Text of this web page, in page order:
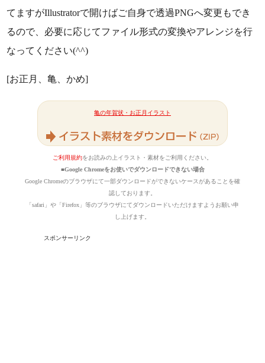
てますがIllustratorで開けばご自身で透過PNGへ変更もでき
るので、必要に応じてファイル形式の変換やアレンジを行
なってください(^^)
[お正月、亀、かめ]
亀の年賀状・お正月イラスト
ご利用規約をお読みの上イラスト・素材をご利用ください。
■Google Chromeをお使いでダウンロードできない場合
Google Chromeのブラウザにて一部ダウンロードができないケースがあることを確
認しております。
「safari」や「Firefox」等のブラウザにてダウンロードいただけますようお願い申
し上げます。
スポンサーリンク